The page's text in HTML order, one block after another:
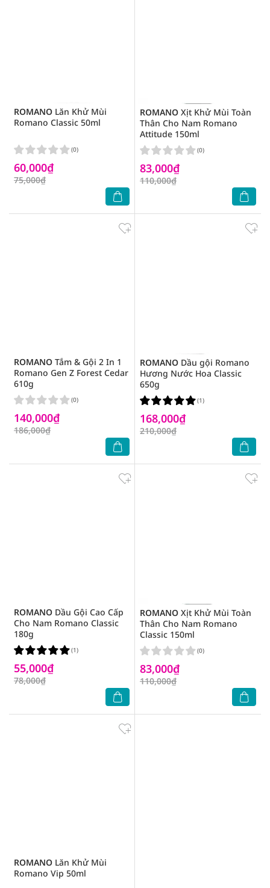
ROMANO Lăn Khử Mùi
Romano Classic 50ml
60,000₫
75,000₫
(0)
ROMANO Xịt Khử Mùi Toàn
Thân Cho Nam Romano
Attitude 150ml
83,000₫
110,000₫
(0)
ROMANO Tắm & Gội 2 In 1
Romano Gen Z Forest Cedar
610g
140,000₫
186,000₫
(0)
ROMANO Dầu gội Romano
Hương Nước Hoa Classic
650g
168,000₫
210,000₫
(1)
ROMANO Dầu Gội Cao Cấp
Cho Nam Romano Classic
180g
55,000₫
78,000₫
(1)
ROMANO Xịt Khử Mùi Toàn
Thân Cho Nam Romano
Classic 150ml
83,000₫
110,000₫
(0)
ROMANO Lăn Khử Mùi
Romano Vip 50ml